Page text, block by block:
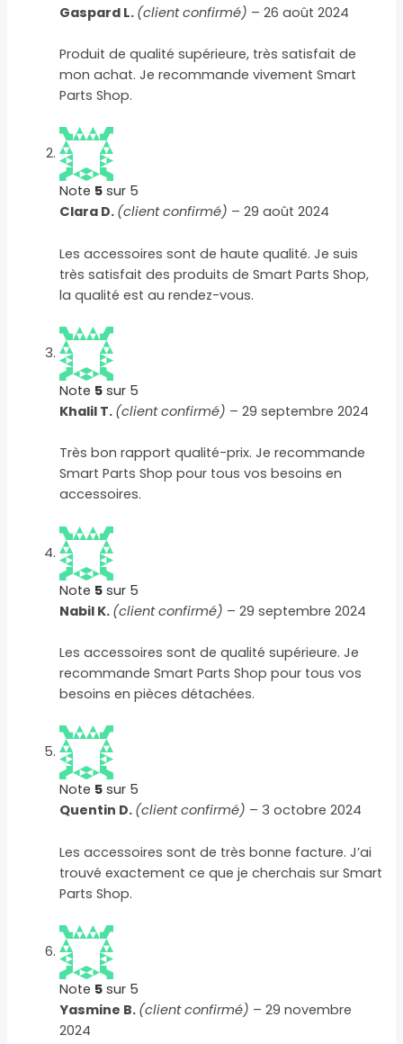
Gaspard L. (client confirmé) – 26 août 2024
Produit de qualité supérieure, très satisfait de
mon achat. Je recommande vivement Smart
Parts Shop.
Note 5 sur 5
Clara D. (client confirmé) – 29 août 2024
Les accessoires sont de haute qualité. Je suis
très satisfait des produits de Smart Parts Shop,
la qualité est au rendez-vous.
Note 5 sur 5
Khalil T. (client confirmé) – 29 septembre 2024
Très bon rapport qualité-prix. Je recommande
Smart Parts Shop pour tous vos besoins en
accessoires.
Note 5 sur 5
Nabil K. (client confirmé) – 29 septembre 2024
Les accessoires sont de qualité supérieure. Je
recommande Smart Parts Shop pour tous vos
besoins en pièces détachées.
Note 5 sur 5
Quentin D. (client confirmé) – 3 octobre 2024
Les accessoires sont de très bonne facture. J’ai
trouvé exactement ce que je cherchais sur Smart
Parts Shop.
Note 5 sur 5
Yasmine B. (client confirmé) – 29 novembre
2024